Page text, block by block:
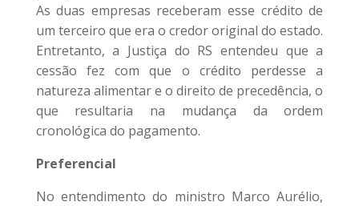
As duas empresas receberam esse crédito de
um terceiro que era o credor original do estado.
Entretanto, a Justiça do RS entendeu que a
cessão fez com que o crédito perdesse a
natureza alimentar e o direito de precedência, o
que resultaria na mudança da ordem
cronológica do pagamento.
Preferencial
No entendimento do ministro Marco Aurélio,